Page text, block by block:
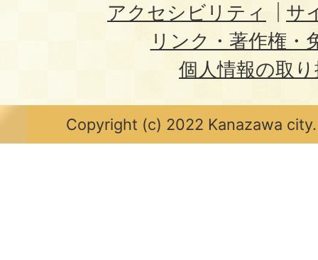
アクセシビリティ
サ
リンク・著作権・
個人情報の取
Copyright (c) 2022 Kanazawa